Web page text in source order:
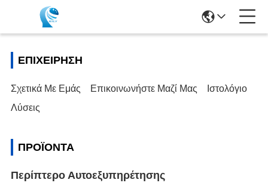
ΕΠΙΧΕΊΡΗΣΗ
Σχετικά Με Εμάς Επικοινωνήστε Μαζί Μας
Ιστολόγιο
Λύσεις
ΠΡΟΪΌΝΤΑ
Περίπτερο Αυτοεξυπηρέτησης